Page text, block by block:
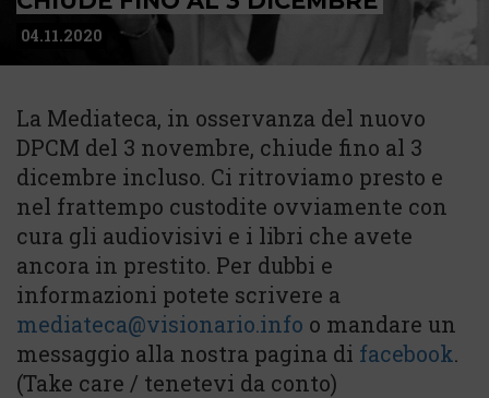
04.11.2020
La Mediateca, in osservanza del nuovo
DPCM del 3 novembre, chiude fino al 3
dicembre incluso. Ci ritroviamo presto e
nel frattempo custodite ovviamente con
cura gli audiovisivi e i libri che avete
ancora in prestito. Per dubbi e
informazioni potete scrivere a
mediateca@visionario.info o mandare un
messaggio alla nostra pagina di facebook.
(Take care / tenetevi da conto)